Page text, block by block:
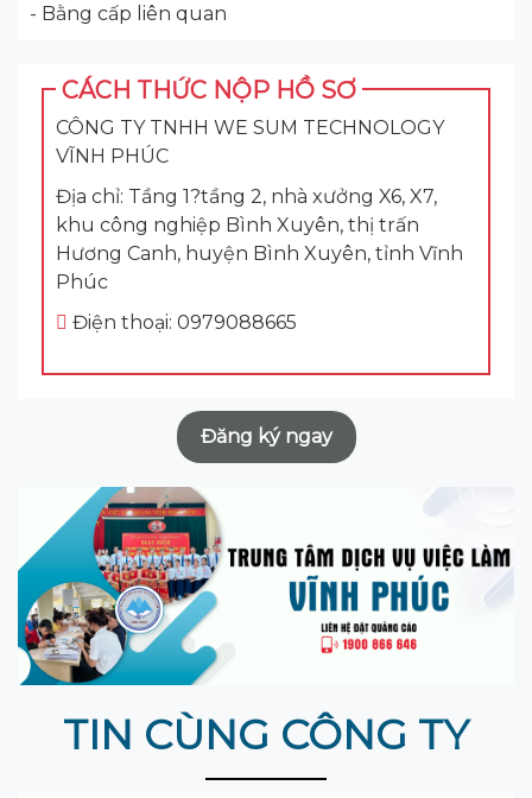
- Bằng cấp liên quan
CÁCH THỨC NỘP HỒ SƠ
CÔNG TY TNHH WE SUM TECHNOLOGY
VĨNH PHÚC
Địa chỉ: Tầng 1?tầng 2, nhà xưởng X6, X7,
khu công nghiệp Bình Xuyên, thị trấn
Hương Canh, huyện Bình Xuyên, tỉnh Vĩnh
Phúc
Điện thoại: 0979088665
Đăng ký ngay
TIN CÙNG CÔNG TY